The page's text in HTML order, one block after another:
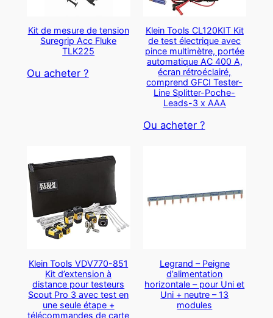
Kit de mesure de tension
Suregrip Acc Fluke
TLK225
Ou acheter ?
Klein Tools CL120KIT Kit
de test électrique avec
pince multimètre, portée
automatique AC 400 A,
écran rétroéclairé,
comprend GFCI Tester-
Line Splitter-Poche-
Leads-3 x AAA
Ou acheter ?
Klein Tools VDV770-851
Kit d’extension à
distance pour testeurs
Scout Pro 3 avec test en
une seule étape +
télécommandes de carte
Legrand – Peigne
d’alimentation
horizontale – pour Uni et
Uni + neutre – 13
modules